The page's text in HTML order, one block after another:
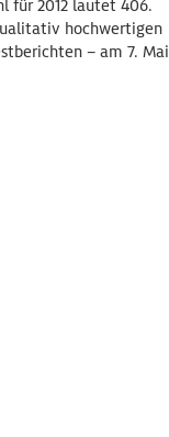
für 2012 lautet 406.
hochwertigen
– am 7. Mai